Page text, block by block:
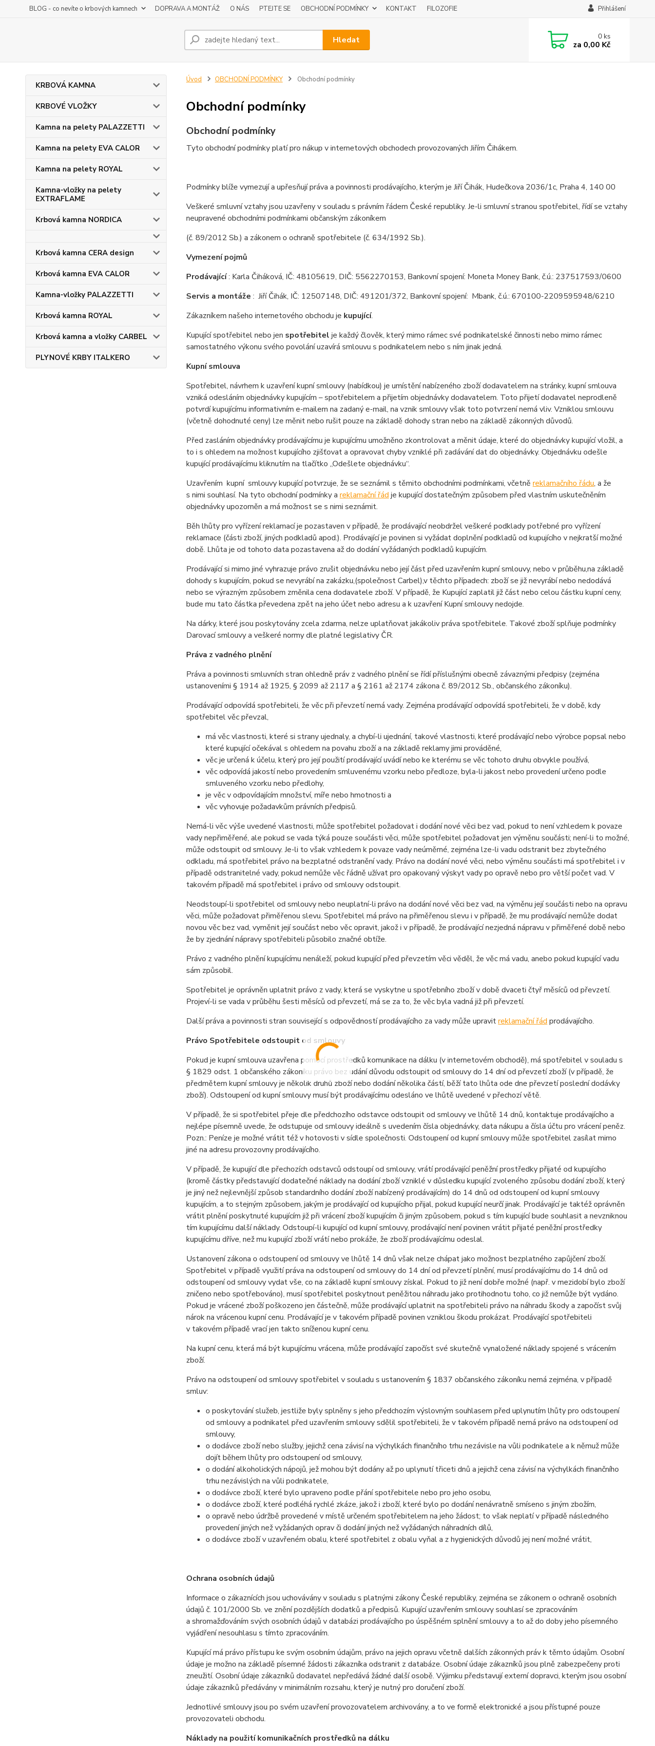
BLOG - co nevíte o krbových kamnech DOPRAVA A MONTÁŽ O NÁS PTEJTE SE OBCHODNÍ PODMÍNKY KONTAKT FILOZOFIE Přihlášení
Hledat 0ks
za 0,00 Kč
KRBOVÁ KAMNA
KRBOVÉ VLOŽKY
Kamna na pelety PALAZZETTI
Kamna na pelety EVA CALOR
Kamna na pelety ROYAL
Kamna-vložky na pelety
EXTRAFLAME
Krbová kamna NORDICA
Krbová kamna CERA design
Krbová kamna EVA CALOR
Kamna-vložky PALAZZETTI
Krbová kamna ROYAL
Krbová kamna a vložky CARBEL
PLYNOVÉ KRBY ITALKERO
Úvod OBCHODNÍ PODMÍNKY Obchodní podmínky
Obchodní podmínky
Obchodní podmínky
Tyto obchodní podmínky platí pro nákup v internetových obchodech provozovaných Jiřím Čihákem.
Podmínky blíže vymezují a upřesňují práva a povinnosti prodávajícího, kterým je Jiří Čihák, Hudečkova 2036/1c, Praha 4, 140 00
Veškeré smluvní vztahy jsou uzavřeny v souladu s právním řádem České republiky. Je-li smluvní stranou spotřebitel, řídí se vztahy
neupravené obchodními podmínkami občanským zákoníkem
(č. 89/2012 Sb.) a zákonem o ochraně spotřebitele (č. 634/1992 Sb.).
Vymezení pojmů
Prodávající: Karla Čiháková, IČ: 48105619, DIČ: 5562270153, Bankovní spojení: Moneta Money Bank, č.ú.: 237517593/0600
Servis a montáže : Jiří Čihák, IČ: 12507148, DIČ: 491201/372, Bankovní spojení: Mbank, č.ú.: 670100-2209595948/6210
Zákazníkem našeho internetového obchodu je kupující.
Kupující spotřebitel nebo jen spotřebitel je každý člověk, který mimo rámec své podnikatelské činnosti nebo mimo rámec
samostatného výkonu svého povolání uzavírá smlouvu s podnikatelem nebo s ním jinak jedná.
Kupní smlouva
Spotřebitel, návrhem k uzavření kupní smlouvy (nabídkou) je umístění nabízeného zboží dodavatelem na stránky, kupní smlouva
vzniká odesláním objednávky kupujícím – spotřebitelem a přijetím objednávky dodavatelem. Toto přijetí dodavatel neprodleně
potvrdí kupujícímu informativním e-mailem na zadaný e-mail, na vznik smlouvy však toto potvrzení nemá vliv. Vzniklou smlouvu
(včetně dohodnuté ceny) lze měnit nebo rušit pouze na základě dohody stran nebo na základě zákonných důvodů.
Před zasláním objednávky prodávajícímu je kupujícímu umožněno zkontrolovat a měnit údaje, které do objednávky kupující vložil, a
to i s ohledem na možnost kupujícího zjišťovat a opravovat chyby vzniklé při zadávání dat do objednávky. Objednávku odešle
kupující prodávajícímu kliknutím na tlačítko „Odešlete objednávku“.
Uzavřením kupní smlouvy kupující potvrzuje, že se seznámil s těmito obchodními podmínkami, včetně reklamačního řádu, a že
s nimi souhlasí. Na tyto obchodní podmínky a reklamační řád je kupující dostatečným způsobem před vlastním uskutečněním
objednávky upozorněn a má možnost se s nimi seznámit.
Běh lhůty pro vyřízení reklamací je pozastaven v případě, že prodávající neobdržel veškeré podklady potřebné pro vyřízení
reklamace (části zboží, jiných podkladů apod.). Prodávající je povinen si vyžádat doplnění podkladů od kupujícího v nejkratší možné
době. Lhůta je od tohoto data pozastavena až do dodání vyžádaných podkladů kupujícím.
Prodávající si mimo jiné vyhrazuje právo zrušit objednávku nebo její část před uzavřením kupní smlouvy, nebo v průběhu,na základě
dohody s kupujícím, pokud se nevyrábí na zakázku,(společnost Carbel),v těchto případech: zboží se již nevyrábí nebo nedodává
nebo se výrazným způsobem změnila cena dodavatele zboží. V případě, že Kupující zaplatil již část nebo celou částku kupní ceny,
bude mu tato částka převedena zpět na jeho účet nebo adresu a k uzavření Kupní smlouvy nedojde.
Na dárky, které jsou poskytovány zcela zdarma, nelze uplatňovat jakákoliv práva spotřebitele. Takové zboží splňuje podmínky
Darovací smlouvy a veškeré normy dle platné legislativy ČR.
Práva z vadného plnění
Práva a povinnosti smluvních stran ohledně práv z vadného plnění se řídí příslušnými obecně závaznými předpisy (zejména
ustanoveními § 1914 až 1925, § 2099 až 2117 a § 2161 až 2174 zákona č. 89/2012 Sb., občanského zákoníku).
Prodávající odpovídá spotřebiteli, že věc při převzetí nemá vady. Zejména prodávající odpovídá spotřebiteli, že v době, kdy
spotřebitel věc převzal,
má věc vlastnosti, které si strany ujednaly, a chybí-li ujednání, takové vlastnosti, které prodávající nebo výrobce popsal nebo
které kupující očekával s ohledem na povahu zboží a na základě reklamy jimi prováděné,
věc je určená k účelu, který pro její použití prodávající uvádí nebo ke kterému se věc tohoto druhu obvykle používá,
věc odpovídá jakostí nebo provedením smluvenému vzorku nebo předloze, byla-li jakost nebo provedení určeno podle
smluveného vzorku nebo předlohy,
je věc v odpovídajícím množství, míře nebo hmotnosti a
věc vyhovuje požadavkům právních předpisů.
Nemá-li věc výše uvedené vlastnosti, může spotřebitel požadovat i dodání nové věci bez vad, pokud to není vzhledem k povaze
vady nepřiměřené, ale pokud se vada týká pouze součásti věci, může spotřebitel požadovat jen výměnu součásti; není-li to možné,
může odstoupit od smlouvy. Je-li to však vzhledem k povaze vady neúměrné, zejména lze-li vadu odstranit bez zbytečného
odkladu, má spotřebitel právo na bezplatné odstranění vady. Právo na dodání nové věci, nebo výměnu součásti má spotřebitel i v
případě odstranitelné vady, pokud nemůže věc řádně užívat pro opakovaný výskyt vady po opravě nebo pro větší počet vad. V
takovém případě má spotřebitel i právo od smlouvy odstoupit.
Neodstoupí-li spotřebitel od smlouvy nebo neuplatní-li právo na dodání nové věci bez vad, na výměnu její součásti nebo na opravu
věci, může požadovat přiměřenou slevu. Spotřebitel má právo na přiměřenou slevu i v případě, že mu prodávající nemůže dodat
novou věc bez vad, vyměnit její součást nebo věc opravit, jakož i v případě, že prodávající nezjedná nápravu v přiměřené době nebo
že by zjednání nápravy spotřebiteli působilo značné obtíže.
Právo z vadného plnění kupujícímu nenáleží, pokud kupující před převzetím věci věděl, že věc má vadu, anebo pokud kupující vadu
sám způsobil.
Spotřebitel je oprávněn uplatnit právo z vady, která se vyskytne u spotřebního zboží v době dvaceti čtyř měsíců od převzetí.
Projeví-li se vada v průběhu šesti měsíců od převzetí, má se za to, že věc byla vadná již při převzetí.
Další práva a povinnosti stran související s odpovědností prodávajícího za vady může upravitreklamační řád prodávajícího.
Právo Spotřebitele odstoupit od smlouvy
Pokud je kupní smlouva uzavřena pomocí prostředků komunikace na dálku (v internetovém obchodě), má spotřebitel v souladu s
§ 1829 odst. 1 občanského zákoníku právo bez udání důvodu odstoupit od smlouvy do 14 dní od převzetí zboží (v případě, že
předmětem kupní smlouvy je několik druhů zboží nebo dodání několika částí, běží tato lhůta ode dne převzetí poslední dodávky
zboží). Odstoupení od kupní smlouvy musí být prodávajícímu odesláno ve lhůtě uvedené v přechozí větě.
V případě, že si spotřebitel přeje dle předchozího odstavce odstoupit od smlouvy ve lhůtě 14 dnů, kontaktuje prodávajícího a
nejlépe písemně uvede, že odstupuje od smlouvy ideálně s uvedením čísla objednávky, data nákupu a čísla účtu pro vrácení peněz.
Pozn.: Peníze je možné vrátit též v hotovosti v sídle společnosti. Odstoupení od kupní smlouvy může spotřebitel zasílat mimo
jiné na adresu provozovny prodávajícího.
V případě, že kupující dle přechozích odstavců odstoupí od smlouvy, vrátí prodávající peněžní prostředky přijaté od kupujícího
(kromě částky představující dodatečné náklady na dodání zboží vzniklé v důsledku kupující zvoleného způsobu dodání zboží, který
je jiný než nejlevnější způsob standardního dodání zboží nabízený prodávajícím) do 14 dnů od odstoupení od kupní smlouvy
kupujícím, a to stejným způsobem, jakým je prodávající od kupujícího přijal, pokud kupující neurčí jinak. Prodávající je taktéž oprávněn
vrátit plnění poskytnuté kupujícím již při vrácení zboží kupujícím či jiným způsobem, pokud s tím kupující bude souhlasit a nevzniknou
tím kupujícímu další náklady. Odstoupí-li kupující od kupní smlouvy, prodávající není povinen vrátit přijaté peněžní prostředky
kupujícímu dříve, než mu kupující zboží vrátí nebo prokáže, že zboží prodávajícímu odeslal.
Ustanovení zákona o odstoupení od smlouvy ve lhůtě 14 dnů však nelze chápat jako možnost bezplatného zapůjčení zboží.
Spotřebitel v případě využití práva na odstoupení od smlouvy do 14 dní od převzetí plnění, musí prodávajícímu do 14 dnů od
odstoupení od smlouvy vydat vše, co na základě kupní smlouvy získal. Pokud to již není dobře možné (např. v mezidobí bylo zboží
zničeno nebo spotřebováno), musí spotřebitel poskytnout peněžitou náhradu jako protihodnotu toho, co již nemůže být vydáno.
Pokud je vrácené zboží poškozeno jen částečně, může prodávající uplatnit na spotřebiteli právo na náhradu škody a započíst svůj
nárok na vrácenou kupní cenu. Prodávající je v takovém případě povinen vzniklou škodu prokázat. Prodávající spotřebiteli
v takovém případě vrací jen takto sníženou kupní cenu.
Na kupní cenu, která má být kupujícímu vrácena, může prodávající započíst své skutečně vynaložené náklady spojené s vrácením
zboží.
Právo na odstoupení od smlouvy spotřebitel v souladu s ustanovením § 1837 občanského zákoníku nemá zejména, v případě
smluv:
o poskytování služeb, jestliže byly splněny s jeho předchozím výslovným souhlasem před uplynutím lhůty pro odstoupení
od smlouvy a podnikatel před uzavřením smlouvy sdělil spotřebiteli, že v takovém případě nemá právo na odstoupení od
smlouvy,
o dodávce zboží nebo služby, jejichž cena závisí na výchylkách finančního trhu nezávisle na vůli podnikatele a k němuž může
dojít během lhůty pro odstoupení od smlouvy,
o dodání alkoholických nápojů, jež mohou být dodány až po uplynutí třiceti dnů a jejichž cena závisí na výchylkách finančního
trhu nezávislých na vůli podnikatele,
o dodávce zboží, které bylo upraveno podle přání spotřebitele nebo pro jeho osobu,
o dodávce zboží, které podléhá rychlé zkáze, jakož i zboží, které bylo po dodání nenávratně smíseno s jiným zbožím,
o opravě nebo údržbě provedené v místě určeném spotřebitelem na jeho žádost; to však neplatí v případě následného
provedení jiných než vyžádaných oprav či dodání jiných než vyžádaných náhradních dílů,
o dodávce zboží v uzavřeném obalu, které spotřebitel z obalu vyňal a z hygienických důvodů jej není možné vrátit,
Ochrana osobních údajů
Informace o zákaznících jsou uchovávány v souladu s platnými zákony České republiky, zejména se zákonem o ochraně osobních
údajů č. 101/2000 Sb. ve znění pozdějších dodatků a předpisů. Kupující uzavřením smlouvy souhlasí se zpracováním
a shromažďováním svých osobních údajů v databázi prodávajícího po úspěšném splnění smlouvy a to až do doby jeho písemného
vyjádření nesouhlasu s tímto zpracováním.
Kupující má právo přístupu ke svým osobním údajům, právo na jejich opravu včetně dalších zákonných práv k těmto údajům. Osobní
údaje je možno na základě písemné žádosti zákazníka odstranit z databáze. Osobní údaje zákazníků jsou plně zabezpečeny proti
zneužití. Osobní údaje zákazníků dodavatel nepředává žádné další osobě. Výjimku představují externí dopravci, kterým jsou osobní
údaje zákazníků předávány v minimálním rozsahu, který je nutný pro doručení zboží.
Jednotlivé smlouvy jsou po svém uzavření provozovatelem archivovány, a to ve formě elektronické a jsou přístupné pouze
provozovateli obchodu.
Náklady na použití komunikačních prostředků na dálku